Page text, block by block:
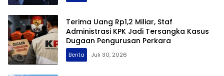
Terima Uang Rp1,2 Miliar, Staf
Administrasi KPK Jadi Tersangka Kasus
Dugaan Pengurusan Perkara
Berita Juli 30, 2026